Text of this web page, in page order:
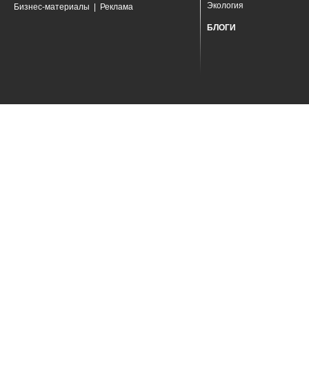
Бизнес-материалы Реклама
Экология
БЛОГИ